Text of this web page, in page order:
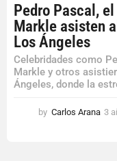
Pedro Pascal,
Markle asisten
Los Ángeles
Celebridades como
Markle y otros
Ángeles, donde la
by Carlos Arana 3